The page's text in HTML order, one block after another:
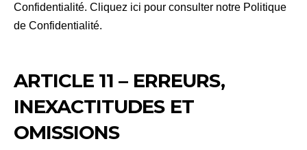
Confidentialité. Cliquez ici pour consulter notre Politique
de Confidentialité.
ARTICLE 11 – ERREURS,
INEXACTITUDES ET
OMISSIONS